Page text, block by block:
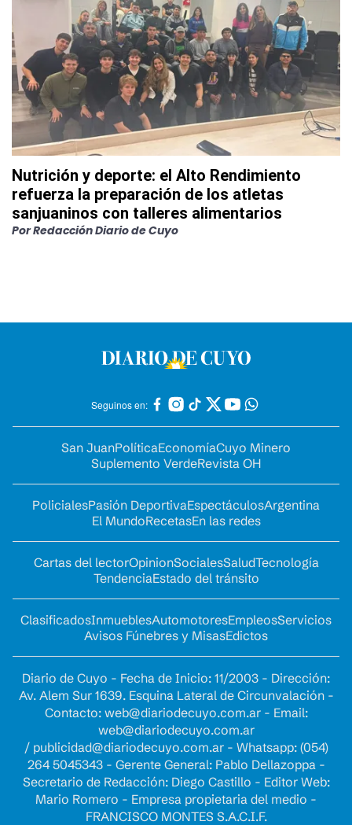
Nutrición y deporte: el Alto Rendimiento
refuerza la preparación de los atletas
sanjuaninos con talleres alimentarios
PorRedacción Diario de Cuyo
Seguinos en:
San JuanPolíticaEconomíaCuyo Minero
Suplemento VerdeRevista OH
PolicialesPasión DeportivaEspectáculosArgentina
El MundoRecetasEn las redes
Cartas del lectorOpinionSocialesSaludTecnología
TendenciaEstado del tránsito
ClasificadosInmueblesAutomotoresEmpleosServicios
Avisos Fúnebres y MisasEdictos
Diario de Cuyo - Fecha de Inicio: 11/2003 - Dirección:
Av. Alem Sur 1639. Esquina Lateral de Circunvalación -
Contacto: web@diariodecuyo.com.ar- Email:
web@diariodecuyo.com.ar
/ publicidad@diariodecuyo.com.ar- Whatsapp: (054)
264 5045343 - Gerente General: Pablo Dellazoppa -
Secretario de Redacción: Diego Castillo - Editor Web:
Mario Romero - Empresa propietaria del medio -
FRANCISCO MONTES S.A.C.I.F.